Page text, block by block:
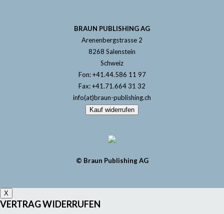
BRAUN PUBLISHING AG
Arenenbergstrasse 2
8268 Salenstein
Schweiz
Fon: +41.44.586 11 97
Fax: +41.71.664 31 32
info(at)braun-publishing.ch
Kauf widerrufen
© Braun Publishing AG
X
VERTRAG WIDERRUFEN